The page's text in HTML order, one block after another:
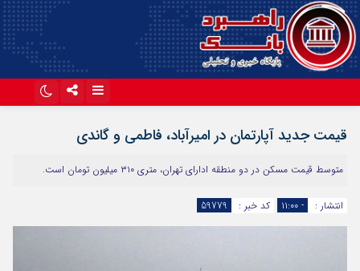
قیمت جدید آپارتمان در امیرآباد، فاطمی و گاندی
متوسط قیمت مسکن در دو منطقه ادارای تهران، متری ۳۱۰ میلیون تومان است.
انتشار : - ۱۱:۰۰ کد خبر : 59779